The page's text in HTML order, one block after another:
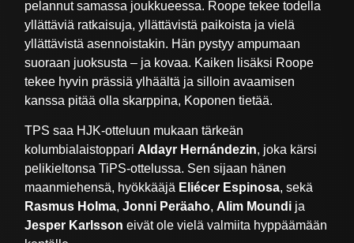
pelannut samassa joukkueessa. Roope tekee todella
yllättäviä ratkaisuja, yllättävistä paikoista ja vielä
yllättävistä asennoistakin. Hän pystyy ampumaan
suoraan juoksusta – ja kovaa. Kaiken lisäksi Roope
tekee hyvin prässiä ylhäältä ja silloin avaamisen
kanssa pitää olla skarppina, Koponen tietää.
TPS saa HJK-otteluun mukaan tärkeän
kolumbialaistoppari Aldayr Hernándezin, joka kärsi
pelikieltonsa TiPS-ottelussa. Sen sijaan hänen
maanmiehensä, hyökkääjä Eliécer Espinosa, sekä
Rasmus Holma,Jonni Peräaho, Alim Moundi ja
Jesper Karlsson eivät ole vielä valmiita hyppäämään